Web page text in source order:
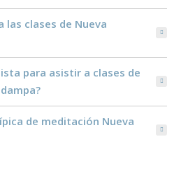
las clases de Nueva
para asistir a clases de
de meditación Nueva